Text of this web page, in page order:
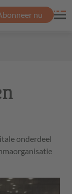
nu
onderdeel